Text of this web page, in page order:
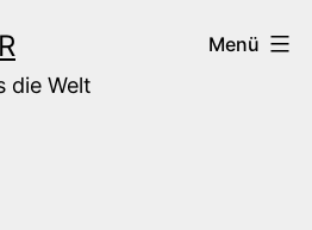
die Welt
Menü